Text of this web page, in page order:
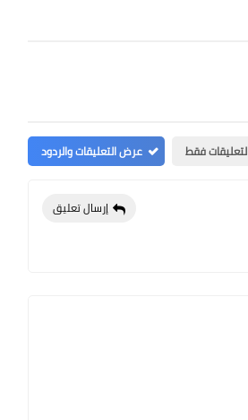
فقط عرض التعليقات والردود
إرسال تعليق